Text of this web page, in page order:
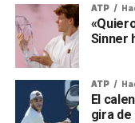
ATP
Sinner
ATP
El
gira de